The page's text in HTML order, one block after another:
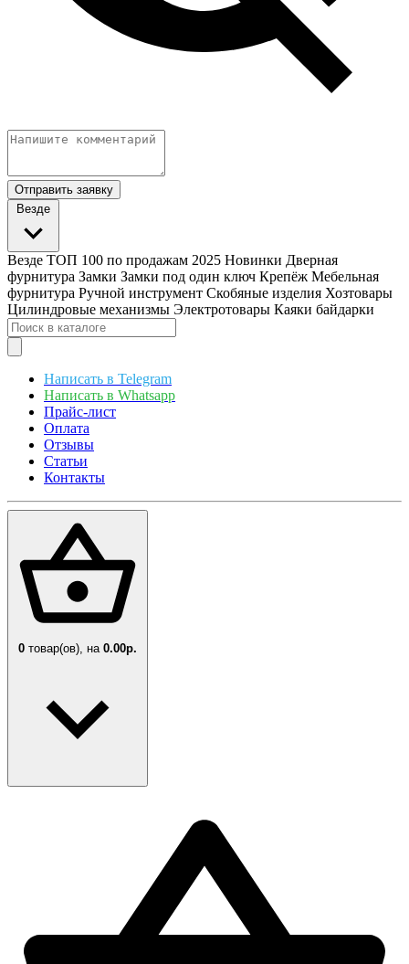
Отправить заявку
Везде
Везде ТОП 100 по продажам 2025 Новинки Дверная
фурнитура Замки Замки под один ключ Крепёж Мебельная
фурнитура Ручной инструмент Скобяные изделия Хозтовары
Цилиндровые механизмы Электротовары Каяки байдарки
Написать в Telegram
Написать в Whatsapp
Прайс-лист
Оплата
Отзывы
Статьи
Контакты
0 товар(ов), на 0.00р.